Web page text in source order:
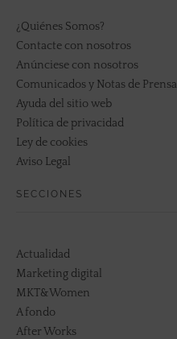
¿Quiénes Somos?
Contacte con nosotros
Anúnciese con nosotros
Comunicados y Notas de Prensa
Ayuda del sitio web
Política de privacidad
Ley de cookies
Aviso Legal
SECCIONES
Actualidad
Marketing digital
MKT&Women
A fondo
After Works